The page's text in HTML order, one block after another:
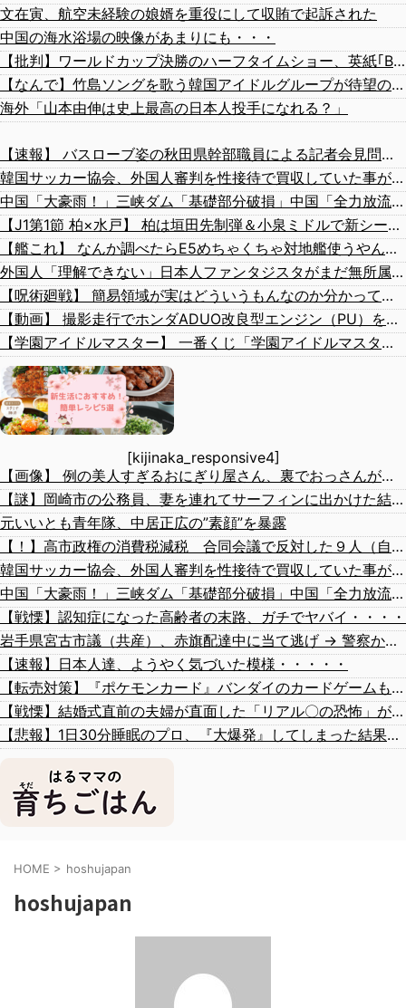
文在寅、航空未経験の娘婿を重役にして収賄で起訴された
中国の海水浴場の映像があまりにも・・・
【批判】ワールドカップ決勝のハーフタイムショー、英紙｢BTSが出てきて悪夢かと思った｣
【なんで】竹島ソングを歌う韓国アイドルグループが待望の日本デビュー
海外「山本由伸は史上最高の日本人投手になれる？」
【速報】 バスローブ姿の秋田県幹部職員による記者会見問題、ラブホテルからの参加だと特定「体調が優れなかったため...」とは何だったのか
韓国サッカー協会、外国人審判を性接待で買収していた事が判明
中国「大豪雨！」三峡ダム「基礎部分破損」中国「全力放流！」台風13号「中国上陸予測」台風15号「中国接近（画像」中国「台風同時上陸！（穀物生産が壊滅危機」→
【J1第1節 柏×水戸】 柏は垣田先制弾＆小泉ミドルで新シーズンを白星スタート！後半に水戸の追い上げを許すも逃げ切る
【艦これ】 なんか調べたらE5めちゃくちゃ対地艦使うやん・・・
外国人「理解できない」日本人ファンタジスタがまだ無所属で欧州人が困惑..獲得を求める声が続出！【海外の反応】
【呪術廻戦】 簡易領域が実はどういうもんなのか分かってないんだが
【動画】 撮影走行でホンダADUO改良型エンジン（PU）を搭載したアストンマーチンが“いい音”と話題に
【学園アイドルマスター】 一番くじ「学園アイドルマスター Part7」12月発売決定
[kijinaka_responsive4]
【画像】 例の美人すぎるおにぎり屋さん、裏でおっさんが握っていたｗｗｗｗｗｗｗｗｗｗｗｗｗｗｗｗｗ
【謎】岡崎市の公務員、妻を連れてサーフィンに出かけた結果・・・
元いいとも青年隊、中居正広の”素顔”を暴露
【！】高市政権の消費税減税 合同会議で反対した９人（自民党議員）が晒されてしまうｗｗｗｗｗｗ
韓国サッカー協会、外国人審判を性接待で買収していた事が判明
中国「大豪雨！」三峡ダム「基礎部分破損」中国「全力放流！」台風13号「中国上陸予測」台風15号「中国接近（画像」中国「台風同時上陸！（穀物生産が壊滅危機」→
【戦慄】認知症になった高齢者の末路、ガチでヤバイ・・・・
岩手県宮古市議（共産）、赤旗配達中に当て逃げ → 警察から連絡が来て宮古署を訪れ事情聴取
【速報】日本人達、ようやく気づいた模様・・・・・
【転売対策】『ポケモンカード』バンダイのカードゲームも転売対策にマイナンバー導入開始、今月から抽選販売に本人認証、公式大会にも「効果バツグン」
【戦慄】結婚式直前の夫婦が直面した「リアル〇の恐怖」がヤバすぎる・・・・
【悲報】1日30分睡眠のプロ、『大爆発』してしまった結果・・・・・
HOME > hoshujapan
hoshujapan